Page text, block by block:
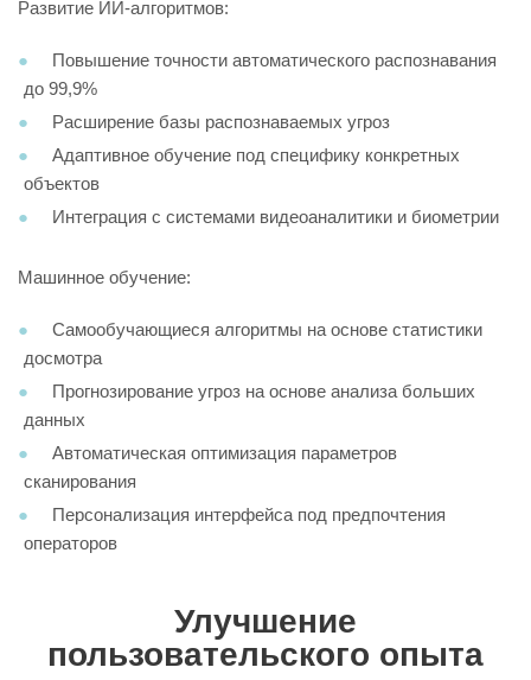
Развитие ИИ-алгоритмов:
Повышение точности автоматического распознавания
до 99,9%
Расширение базы распознаваемых угроз
Адаптивное обучение под специфику конкретных
объектов
Интеграция с системами видеоаналитики и биометрии
Машинное обучение:
Самообучающиеся алгоритмы на основе статистики
досмотра
Прогнозирование угроз на основе анализа больших
данных
Автоматическая оптимизация параметров
сканирования
Персонализация интерфейса под предпочтения
операторов
Улучшение
пользовательского опыта